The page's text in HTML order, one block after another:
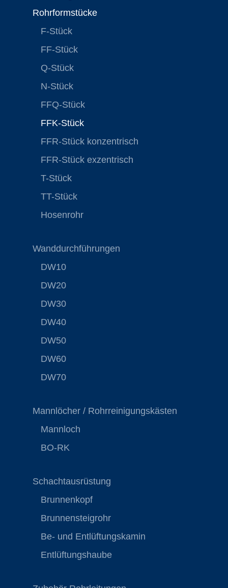
Rohrformstücke
F-Stück
FF-Stück
Q-Stück
N-Stück
FFQ-Stück
FFK-Stück
FFR-Stück konzentrisch
FFR-Stück exzentrisch
T-Stück
TT-Stück
Hosenrohr
Wanddurchführungen
DW10
DW20
DW30
DW40
DW50
DW60
DW70
Mannlöcher / Rohrreinigungskästen
Mannloch
BO-RK
Schachtausrüstung
Brunnenkopf
Brunnensteigrohr
Be- und Entlüftungskamin
Entlüftungshaube